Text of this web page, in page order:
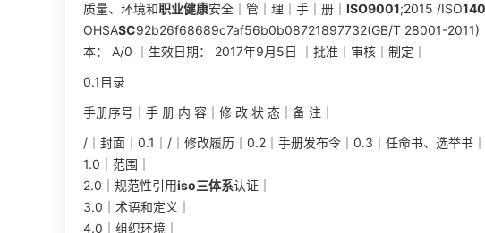
质量、环境和职业健康安全｜管｜理｜手｜册｜ ISO9001;2015 /ISO
OHSASC92b26f68689c7af56b0b08721897732(GB/T 28001-2011)｜
本： A/0 ｜生效日期： 2017年9月5日 ｜批准｜审核｜制定｜
0.1目录
手册序号｜手 册 内 容｜修 改 状 态｜备 注｜
/｜封面｜0.1｜/｜修改履历｜0.2｜手册发布令｜0.3｜任命书、选举书
1.0｜范围｜
2.0｜规范性引用iso三体系认证｜
3.0｜术语和定义｜
4.0｜组织环境｜